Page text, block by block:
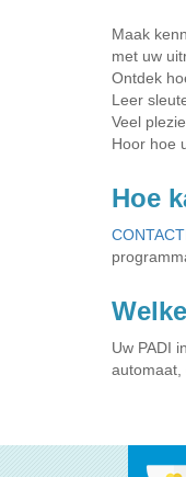
Maak
met uw
Ontdek
Leer
Veel
Hoor hoe
Hoe
Uw PADI
automaat,